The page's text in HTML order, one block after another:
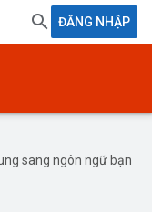
ĐĂNG NHẬP
sang ngôn ngữ bạn